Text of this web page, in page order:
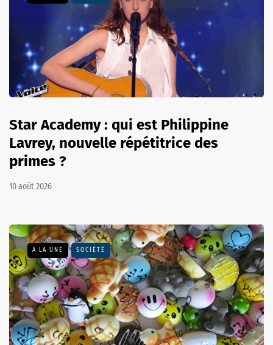
Star Academy : qui est Philippine
Lavrey, nouvelle répétitrice des
primes ?
10 août 2026
A LA UNE SOCIÉTÉ